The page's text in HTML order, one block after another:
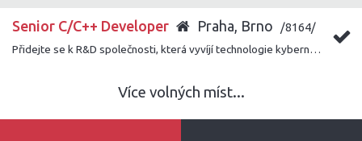
Senior C/C++ Developer Praha, Brno
/8164/
Přidejte se k R&D společnosti, která vyvíjí technologie kybernetické bezpečnosti pro různé zahraniční instituce s cílem pomáhat v prevenci kriminality.
Více volných míst...